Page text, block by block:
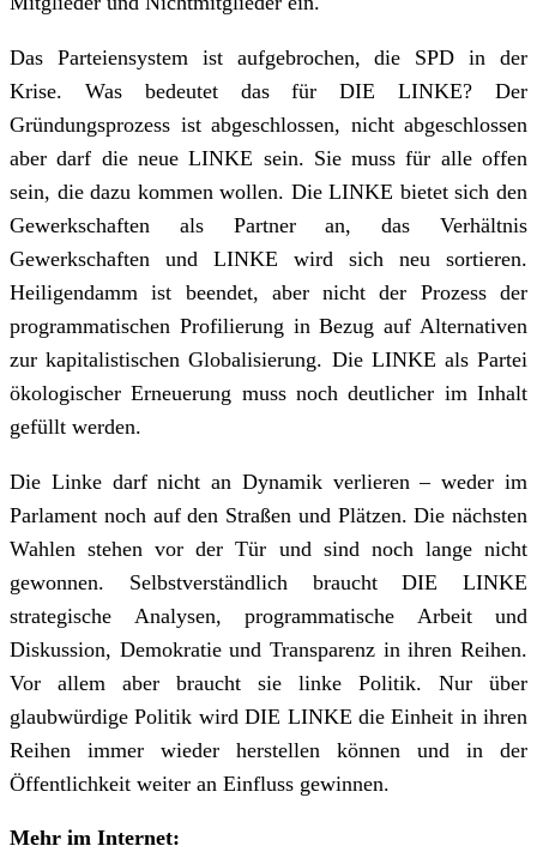
Das Parteiensystem ist aufgebrochen, die SPD in der
Krise. Was bedeutet das für DIE LINKE? Der
Gründungsprozess ist abgeschlossen, nicht abgeschlossen
aber darf die neue LINKE sein. Sie muss für alle offen
sein, die dazu kommen wollen. Die LINKE bietet sich den
Gewerkschaften als Partner an, das Verhältnis
Gewerkschaften und LINKE wird sich neu sortieren.
Heiligendamm ist beendet, aber nicht der Prozess der
programmatischen Profilierung in Bezug auf Alternativen
zur kapitalistischen Globalisierung. Die LINKE als Partei
ökologischer Erneuerung muss noch deutlicher im Inhalt
gefüllt werden.
Die Linke darf nicht an Dynamik verlieren – weder im
Parlament noch auf den Straßen und Plätzen. Die nächsten
Wahlen stehen vor der Tür und sind noch lange nicht
gewonnen. Selbstverständlich braucht DIE LINKE
strategische Analysen, programmatische Arbeit und
Diskussion, Demokratie und Transparenz in ihren Reihen.
Vor allem aber braucht sie linke Politik. Nur über
glaubwürdige Politik wird DIE LINKE die Einheit in ihren
Reihen immer wieder herstellen können und in der
Öffentlichkeit weiter an Einfluss gewinnen.
Mehr im Internet: